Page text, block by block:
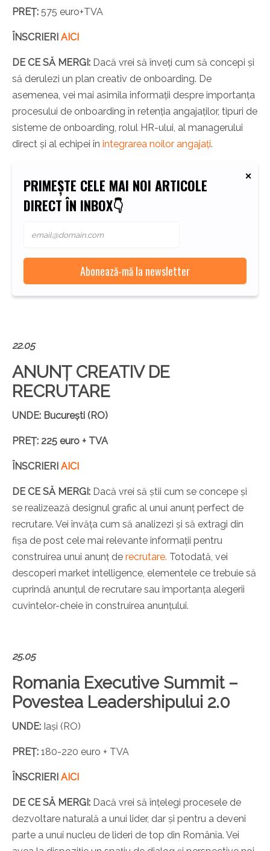
PREȚ: 575 euro+TVA
ÎNSCRIERI AICI
DE CE SĂ MERGI: Dacă vrei să înveți cum să concepi și
să derulezi un plan creativ de onboarding. De
asemenea, vei mai asimila informații despre importanța
procesului de onboarding în retenția angajaților, tipuri de
sisteme de onboarding, rolul HR-ului, al managerului
direct și al echipei în integrarea noilor angajați.
PRIMEȘTE CELE MAI NOI ARTICOLE
DIRECT ÎN INBOX👇
22.05
ANUNȚ CREATIV DE
RECRUTARE
UNDE: București (RO)
PREȚ: 225 euro + TVA
ÎNSCRIERI AICI
DE CE SĂ MERGI: Dacă vrei să știi cum se concepe și
se realizează designul grafic al unui anunț perfect de
recrutare. Vei învăța cum să analizezi și să extragi din
fișa de post cele mai relevante informații pentru
construirea unui anunț de recrutare. Totodată, vei
descoperi market intelligence, elementele ce trebuie să
cuprindă anunțul de recrutare sau importanța alegerii
cuvintelor-cheie în construirea anunțului.
25.05
Romania Executive Summit –
Povestea Leadershipului 2.0
UNDE: Iași (RO)
PREȚ: 180-220 euro + TVA
ÎNSCRIERI AICI
DE CE SĂ MERGI: Dacă vrei să înțelegi procesele de
dezvoltare naturală a unui lider, dar și pentru a deveni
parte a unui nucleu de lideri de top din România. Vei